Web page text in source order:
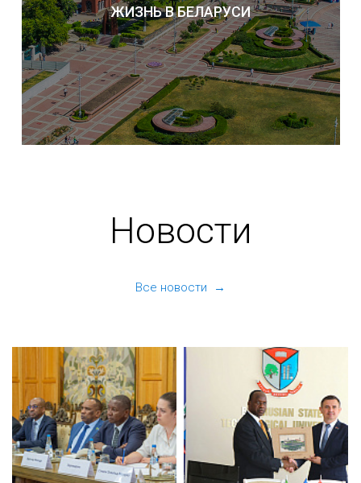
ЖИЗНЬ В БЕЛАРУСИ
Новости
Все новости →